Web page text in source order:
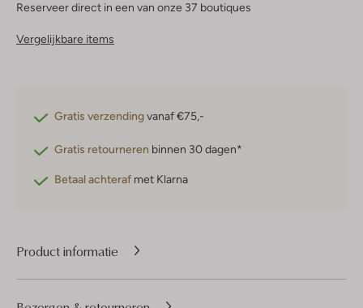
Reserveer direct in een van onze 37 boutiques
Vergelijkbare items
Gratis verzendingvanaf €75,-
Gratis retourneren binnen 30 dagen*
Betaal achteraf met Klarna
Product informatie